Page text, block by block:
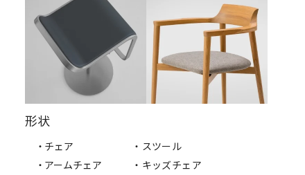
形状
・チェア
・アームチェア
・スツール
・キッズチェア